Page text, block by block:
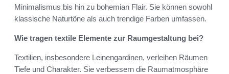
Minimalismus bis hin zu bohemian Flair. Sie können sowohl
klassische Naturtöne als auch trendige Farben umfassen.
Wie tragen textile Elemente zur Raumgestaltung bei?
Textilien, insbesondere Leinengardinen, verleihen Räumen
Tiefe und Charakter. Sie verbessern die Raumatmosphäre